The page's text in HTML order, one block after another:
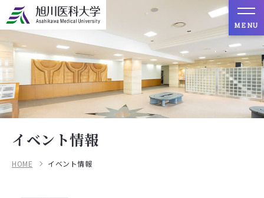
MENU
イベント情報
HOME イベント情報